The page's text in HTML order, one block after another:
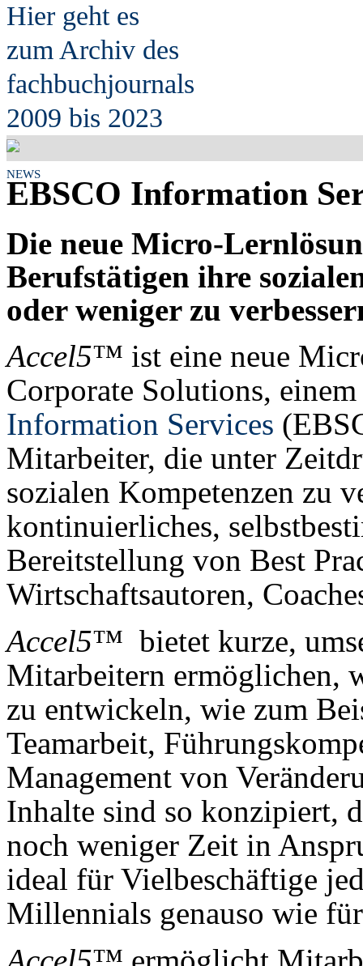
Hier geht es
zum Archiv des
fachbuchjournals
2009 bis 2023
NEWS
EBSCO Information
Die neue Micro-
Berufstätigen ihre
oder weniger zu
Accel5™ ist eine neue
Corporate Solutions,
Information Services
Mitarbeiter, die unter
sozialen Kompetenzen zu
kontinuierliches,
Bereitstellung von Best
Wirtschaftsautoren,
Accel5™ bietet kurze,
Mitarbeitern ermöglichen,
zu entwickeln, wie zum
Teamarbeit,
Management von
Inhalte sind so konzipiert,
noch weniger Zeit in
ideal für Vielbeschäftige
Millennials genauso wie